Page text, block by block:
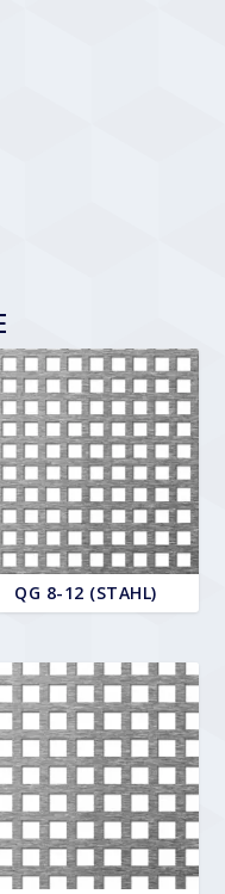
QG 8-12 (STAHL)